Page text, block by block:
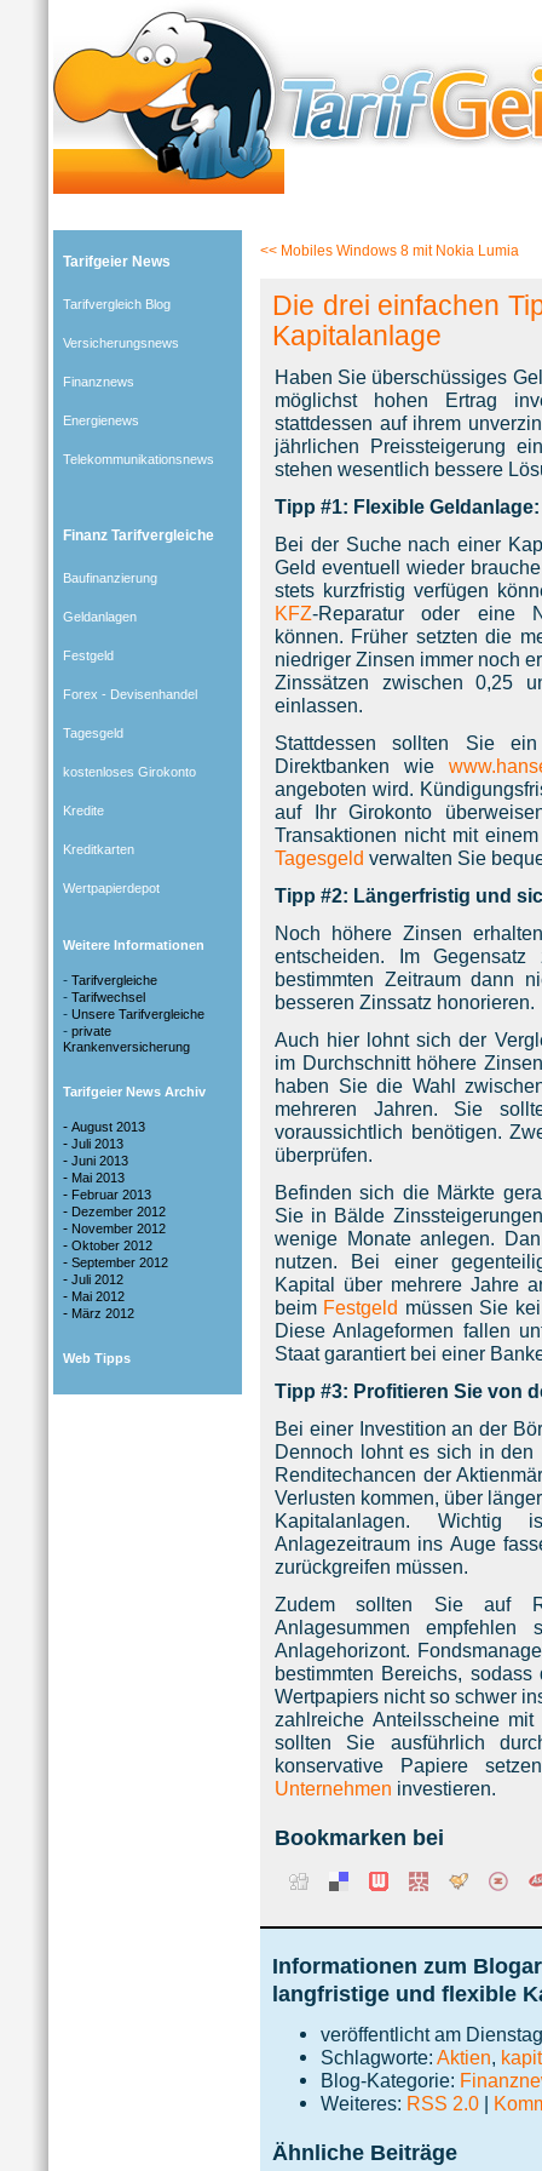
Tarifgeier News
Tarifvergleich Blog
Versicherungsnews
Finanznews
Energienews
Telekommunikationsnews
Finanz Tarifvergleiche
Baufinanzierung
Geldanlagen
Festgeld
Forex - Devisenhandel
Tagesgeld
kostenloses Girokonto
Kredite
Kreditkarten
Wertpapierdepot
Weitere Informationen
- Tarifvergleiche
- Tarifwechsel
- Unsere Tarifvergleiche
- private
Krankenversicherung
Tarifgeier News Archiv
- August 2013
- Juli 2013
- Juni 2013
- Mai 2013
- Februar 2013
- Dezember 2012
- November 2012
- Oktober 2012
- September 2012
- Juli 2012
- Mai 2012
- März 2012
Web Tipps
<< Mobiles Windows 8 mit Nokia Lumia
Die drei einfachen
Kapitalanlage
Haben Sie überschüssiges
möglichst hohen Ertrag
stattdessen auf ihrem
jährlichen Preissteigerung
stehen wesentlich bessere
Tipp #1: Flexible
Bei der Suche nach einer
Geld eventuell wieder
stets kurzfristig verfügen
KFZ-Reparatur oder eine
können. Früher setzten die
niedriger Zinsen immer noch
Zinssätzen zwischen 0,25
einlassen.
Stattdessen sollten Sie
Direktbanken wie
angeboten wird.
auf Ihr Girokonto
Transaktionen nicht mit
Tagesgeld verwalten Sie
Tipp #2: Längerfristig und
Noch höhere Zinsen
entscheiden. Im
bestimmten Zeitraum dann
besseren Zinssatz honorieren.
Auch hier lohnt sich der
im Durchschnitt höhere
haben Sie die Wahl
mehreren Jahren. Sie
voraussichtlich benötigen.
überprüfen.
Befinden sich die Märkte
Sie in Bälde
wenige Monate anlegen.
nutzen. Bei einer
Kapital über mehrere Jahre
beim Festgeld müssen Sie
Diese Anlageformen fallen
Staat garantiert bei einer
Tipp #3: Profitieren Sie von
Bei einer Investition an der
Dennoch lohnt es sich in den
Renditechancen der
Verlusten kommen, über
Kapitalanlagen.
Anlagezeitraum ins Auge
zurückgreifen müssen.
Zudem sollten Sie auf
Anlagesummen
Anlagehorizont.
bestimmten Bereichs,
Wertpapiers nicht so schwer
zahlreiche Anteilsscheine
sollten Sie ausführlich
konservative Papiere
Unternehmen investieren.
Bookmarken bei
Informationen zum
langfristige und flexible
veröffentlicht am
Schlagworte: Aktien,
Blog-Kategorie:
Weiteres: RSS 2.0 |
Ähnliche Beiträge